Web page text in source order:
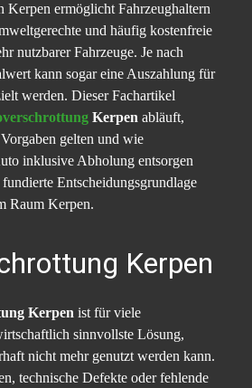
Kerpen ermöglicht Fahrzeughaltern
und häufig kostenfreie
nutzbarer Fahrzeuge. Je nach
kann sogar eine Auszahlung für
werden. Dieser Fachartikel
Kerpen abläuft,
gelten und wie
inklusive Abholung entsorgen
Entscheidungsgrundlage
Raum Kerpen.
Kerpen
Kerpen ist für viele
sinnvollste Lösung,
nicht mehr genutzt werden kann.
technische Defekte oder fehlende